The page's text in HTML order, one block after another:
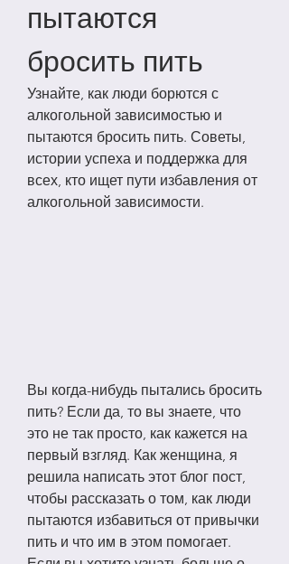
пытаются
бросить пить
Узнайте, как люди борются с
алкогольной зависимостью и
пытаются бросить пить. Советы,
истории успеха и поддержка для
всех, кто ищет пути избавления от
алкогольной зависимости.
Вы когда-нибудь пытались бросить
пить? Если да, то вы знаете, что
это не так просто, как кажется на
первый взгляд. Как женщина, я
решила написать этот блог пост,
чтобы рассказать о том, как люди
пытаются избавиться от привычки
пить и что им в этом помогает.